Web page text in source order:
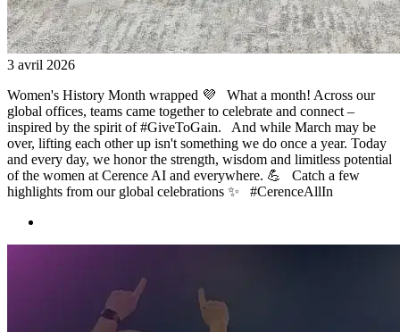
3 avril 2026
Women's History Month wrapped 💜 What a month! Across our
global offices, teams came together to celebrate and connect –
inspired by the spirit of #GiveToGain. And while March may be
over, lifting each other up isn't something we do once a year. Today
and every day, we honor the strength, wisdom and limitless potential
of the women at Cerence AI and everywhere. 💪 Catch a few
highlights from our global celebrations ✨ #CerenceAllIn